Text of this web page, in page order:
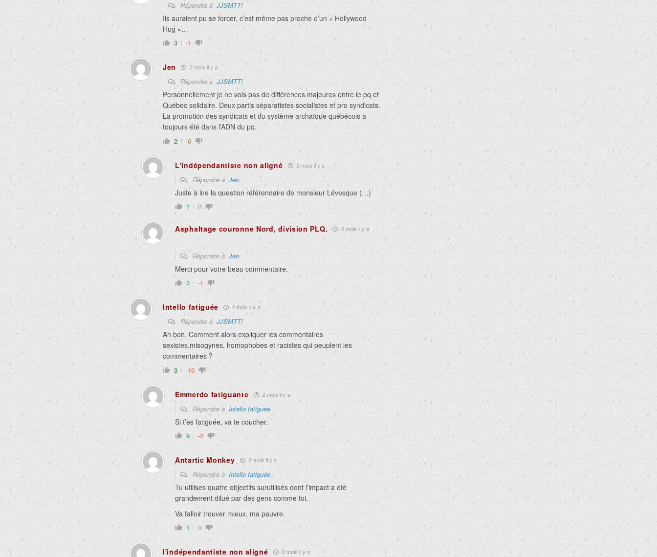
Répondre à JJSMTT!
Ils auraient pu se forcer, c’est même pas proche d’un « Hollywood
Hug »…
3 -1
Jen 2 mois il y a
Répondre à JJSMTT!
Personnellement je ne vois pas de différences majeures entre le pq et
Québec solidaire. Deux partis séparatistes socialistes et pro syndicats.
La promotion des syndicats et du système archaïque québécois a
toujours été dans l’ADN du pq.
2 -6
L'indépendantiste non aligné 2 mois il y a
Répondre à Jen
Juste à lire la question référendaire de monsieur Lévesque (…)
1 0
Asphaltage couronne Nord, division PLQ. 2 mois il y a
Répondre à Jen
Merci pour votre beau commentaire.
3 -1
Intello fatiguée 2 mois il y a
Répondre à JJSMTT!
Ah bon. Comment alors expliquer les commentaires
sexistes,misogynes, homophobes et racistes qui peuplent les
commentaires ?
3 -10
Emmerdo fatiguante 2 mois il y a
Répondre à Intello fatiguée
Si t’es fatiguée, va te coucher.
9 -2
Antartic Monkey 2 mois il y a
Répondre à Intello fatiguée
Tu utilises quatre objectifs surutilisés dont l’impact a été
grandement dilué par des gens comme toi.
Va falloir trouver mieux, ma pauvre.
1 0
l'indépendantiste non aligné 2 mois il y a